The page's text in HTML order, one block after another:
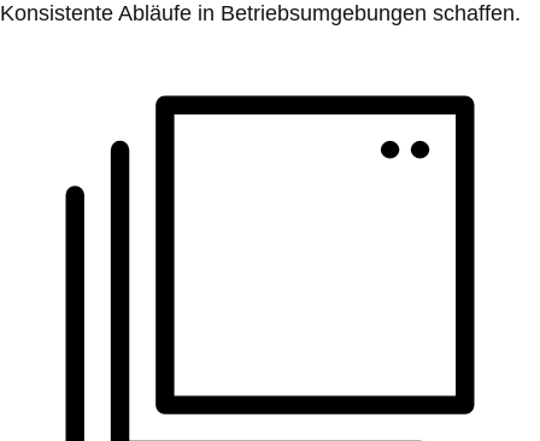
Konsistente Abläufe in Betriebsumgebungen schaffen.